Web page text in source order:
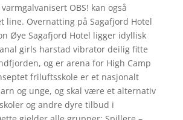
OBS! kan også
line. Overnatting på Sagafjord Hotel
Øye Sagafjord Hotel ligger idyllisk
girls harstad vibrator deilig fitte
og er arena for High Camp
friluftsskole er et nasjonalt
og unge, og skal være et alternativ
og andre dyre tilbud i